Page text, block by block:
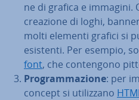
ne di grafica e immagini.
creazione di loghi,
molti elementi grafici si
esistenti. Per esempio,
font, che con­ten­go­no
Pro­gram­ma­zio­ne: per
concept si uti­liz­za­no